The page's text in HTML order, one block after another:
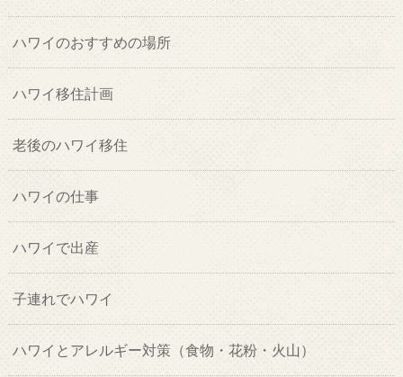
ハワイのおすすめの場所
ハワイ移住計画
老後のハワイ移住
ハワイの仕事
ハワイで出産
子連れでハワイ
ハワイとアレルギー対策（食物・花粉・火山）